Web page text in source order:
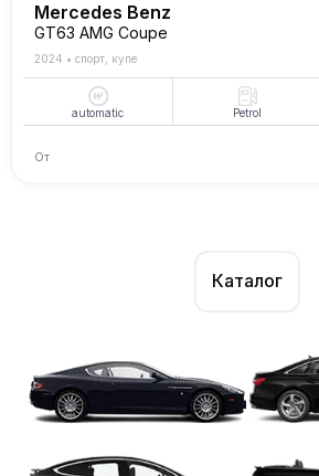
Mercedes Benz
GT63 AMG Coupe
2024 • спорт, купе
automatic Petrol
От
Каталог